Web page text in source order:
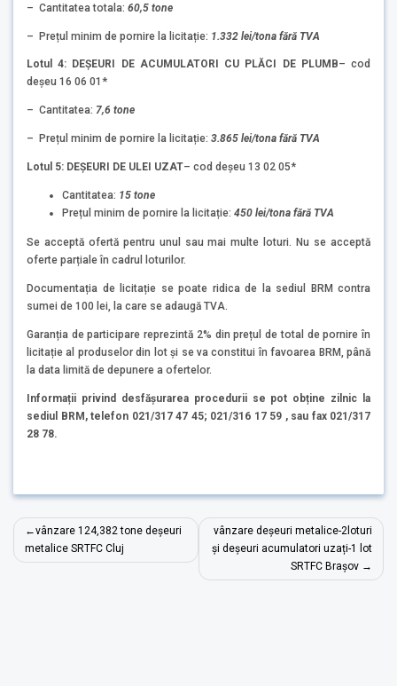
– Cantitatea totala: 60,5 tone
– Prețul minim de pornire la licitație: 1.332 lei/tona fără TVA
Lotul 4: DEȘEURI DE ACUMULATORI CU PLĂCI DE PLUMB– cod
deșeu 16 06 01*
– Cantitatea: 7,6 tone
– Prețul minim de pornire la licitație: 3.865 lei/tona fără TVA
Lotul 5: DEȘEURI DE ULEI UZAT– cod deșeu 13 02 05*
Cantitatea: 15 tone
Prețul minim de pornire la licitație: 450 lei/tona fără TVA
Se acceptă ofertă pentru unul sau mai multe loturi. Nu se acceptă
oferte parțiale în cadrul loturilor.
Documentația de licitație se poate ridica de la sediul BRM contra
sumei de 100 lei, la care se adaugă TVA.
Garanția de participare reprezintă 2% din prețul de total de pornire în
licitație al produselor din lot și se va constitui în favoarea BRM, până
la data limită de depunere a ofertelor.
Informații privind desfășurarea procedurii se pot obține zilnic la
sediul BRM, telefon 021/317 47 45; 021/316 17 59 , sau fax 021/317
28 78.
Navigare
în
vânzare 124,382 tone deșeuri
metalice SRTFC Cluj
vânzare deșeuri metalice-2loturi
și deșeuri acumulatori uzați-1 lot
SRTFC Brașov